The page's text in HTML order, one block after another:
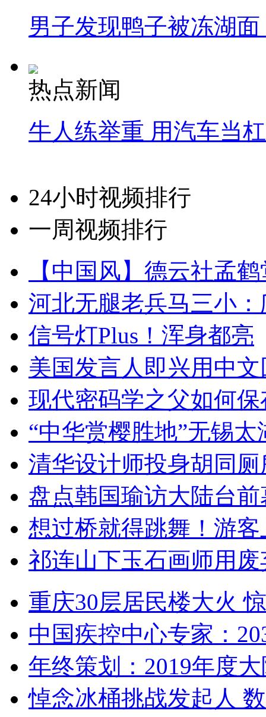
男子发现鸭子被冻湖
热点新闻
牛人练举重 用汽车当
24小时视频排行
一周视频排行
【中国风】德云社孟
河北无腿老兵马三小
信号灯Plus！浑身都亮
美国发言人即兴用中
现代密码学之父如何
“中华赏樱胜地”无锡
清华设计师投身胡同
盘点韩国瑜访大陆台
想过桥就得跳舞！游客
祁连山下玉石画师用
重庆30层居民楼大火
中国疾控中心专家：
年终策划：2019年度
悼念冰桶挑战发起人